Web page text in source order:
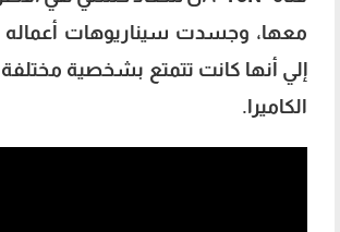
معها، وجسدت سيناريوهات أعماله
إلي أنها كانت تتمتع بشخصية
الكاميرا.